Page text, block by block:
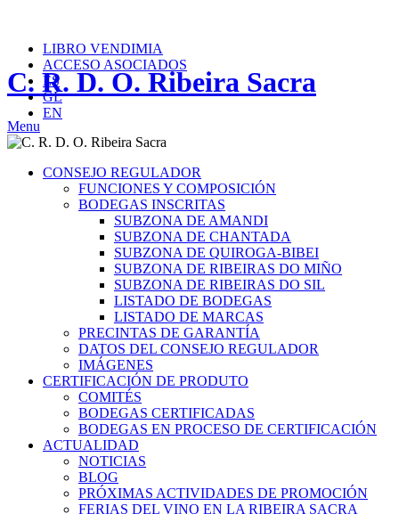
LIBRO VENDIMIA
ACCESO ASOCIADOS
ES
GL
EN
C. R. D. O. Ribeira Sacra
Menu
CONSEJO REGULADOR
FUNCIONES Y COMPOSICIÓN
BODEGAS INSCRITAS
SUBZONA DE AMANDI
SUBZONA DE CHANTADA
SUBZONA DE QUIROGA-BIBEI
SUBZONA DE RIBEIRAS DO MIÑO
SUBZONA DE RIBEIRAS DO SIL
LISTADO DE BODEGAS
LISTADO DE MARCAS
PRECINTAS DE GARANTÍA
DATOS DEL CONSEJO REGULADOR
IMÁGENES
CERTIFICACIÓN DE PRODUTO
COMITÉS
BODEGAS CERTIFICADAS
BODEGAS EN PROCESO DE CERTIFICACIÓN
ACTUALIDAD
NOTICIAS
BLOG
PRÓXIMAS ACTIVIDADES DE PROMOCIÓN
FERIAS DEL VINO EN LA RIBEIRA SACRA